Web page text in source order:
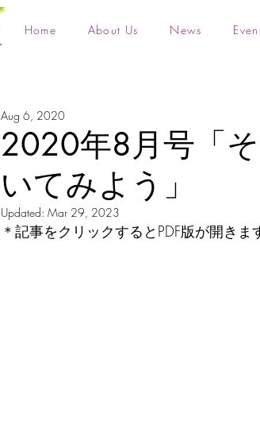
Home About Us News
2020年8月号「
いてみよう」
Aug 6, 2020
Updated: Mar 29, 2023
＊記事をクリックするとPDF版が開きま